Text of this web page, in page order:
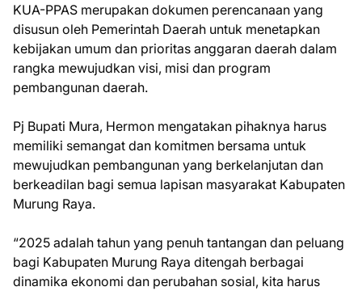
KUA-PPAS merupakan dokumen perencanaan yang
disusun oleh Pemerintah Daerah untuk menetapkan
kebijakan umum dan prioritas anggaran daerah dalam
rangka mewujudkan visi, misi dan program
pembangunan daerah.
Pj Bupati Mura, Hermon mengatakan pihaknya harus
memiliki semangat dan komitmen bersama untuk
mewujudkan pembangunan yang berkelanjutan dan
berkeadilan bagi semua lapisan masyarakat Kabupaten
Murung Raya.
“2025 adalah tahun yang penuh tantangan dan peluang
bagi Kabupaten Murung Raya ditengah berbagai
dinamika ekonomi dan perubahan sosial, kita harus